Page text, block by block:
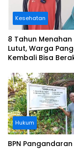
Kesehatan
8 Tahun Menahan
Lutut, Warga
Kembali Bisa
Ditanggung BPJS
Hukum
BPN